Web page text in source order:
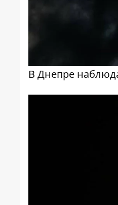
В Днепре